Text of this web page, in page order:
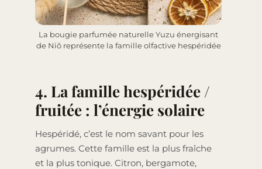
La bougie parfumée naturelle Yuzu énergisant
de Niõ représente la famille olfactive hespéridée
4. La famille hespéridée /
fruitée : l’énergie solaire
Hespéridé, c’est le nom savant pour les
agrumes. Cette famille est la plus fraîche
et la plus tonique. Citron, bergamote,